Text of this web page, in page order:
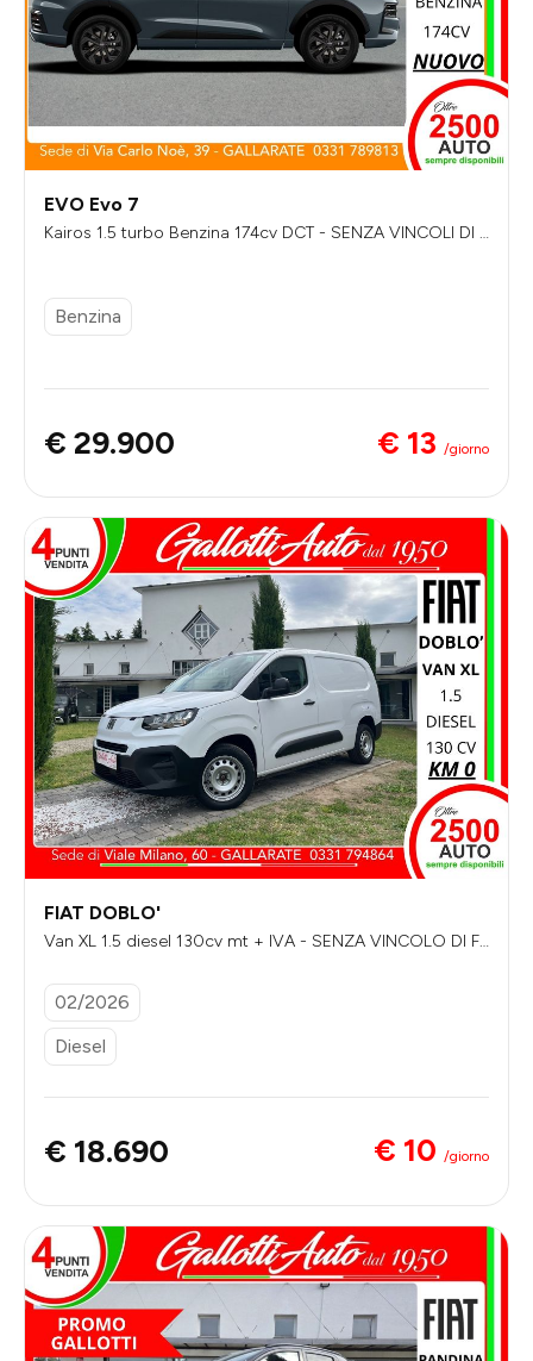
EVO Evo 7
Kairos 1.5 turbo Benzina 174cv DCT - SENZA VINCOLI DI F
Benzina
€ 29.900 € 13 /giorno
FIAT DOBLO'
Van XL 1.5 diesel 130cv mt + IVA - SENZA VINCOLO DI FI
02/2026
Diesel
€ 18.690 € 10 /giorno